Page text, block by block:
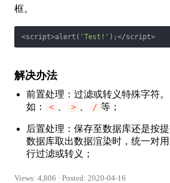
框。
<script>alert( 'Test!' );</script>
解决办法
前置处理：过滤或转义特殊字符。
如：
< > / 等；
后置处理：保存至数据库还是按提
数据库取出数据渲染时，统一对
行过滤或转义；
Views: 4,806 · Posted: 2020-04-16